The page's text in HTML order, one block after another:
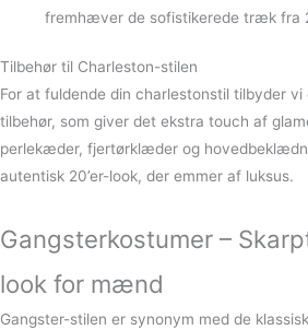
fremhæver de sofistikerede træk fra
Tilbehør til Charleston-stilen
For at fuldende din charlestonstil tilbyder
tilbehør, som giver det ekstra touch af
perlekæder, fjertørklæder og
autentisk 20’er-look, der emmer af luksus.
Gangsterkostumer –
look for mænd
Gangster-stilen er synonym med de